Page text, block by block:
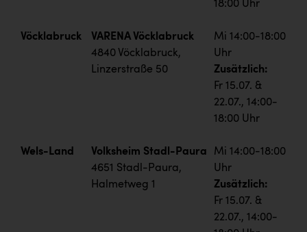
18:00 Uhr
Vöcklabruck
VARENA Vöcklabruck
4840 Vöcklabruck,
Linzerstraße 50
Mi 14:00-18:00
Uhr
Zusätzlich:
Fr 15.07. &
22.07., 14:00-
18:00 Uhr
Wels-Land
Volksheim Stadl-Paura
4651 Stadl-Paura,
Halmetweg 1
Mi 14:00-18:00
Uhr
Zusätzlich:
Fr 15.07. &
22.07., 14:00-